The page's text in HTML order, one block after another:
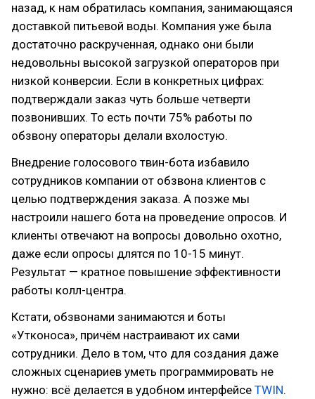
назад, к нам обратилась компания, занимающаяся
доставкой питьевой воды. Компания уже была
достаточно раскрученная, однако они были
недовольны высокой загрузкой операторов при
низкой конверсии. Если в конкретных цифрах:
подтверждали заказ чуть больше четверти
позвонивших. То есть почти 75% работы по
обзвону операторы делали вхолостую.
Внедрение голосового твин-бота избавило
сотрудников компании от обзвона клиентов с
целью подтверждения заказа. А позже мы
настроили нашего бота на проведение опросов. И
клиенты отвечают на вопросы довольно охотно,
даже если опросы длятся по 10-15 минут.
Результат — кратное повышение эффективности
работы колл-центра.
Кстати, обзвонами занимаются и боты
«Утконоса», причём настраивают их сами
сотрудники. Дело в том, что для создания даже
сложных сценариев уметь программировать не
нужно: всё делается в удобном интерфейсе TWIN.